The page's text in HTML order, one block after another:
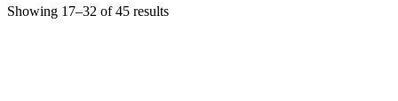
Showing 17–32 of 45 results